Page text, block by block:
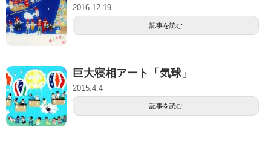
2016.12.19
記事を読む
巨大寝相アート「気球」
2015.4.4
記事を読む